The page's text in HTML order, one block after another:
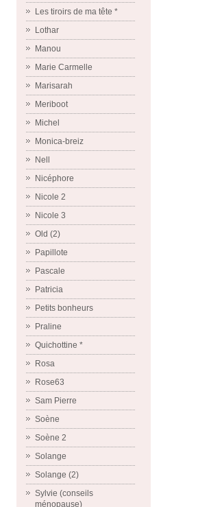
Les tiroirs de ma tête *
Lothar
Manou
Marie Carmelle
Marisarah
Meriboot
Michel
Monica-breiz
Nell
Nicéphore
Nicole 2
Nicole 3
Old (2)
Papillote
Pascale
Patricia
Petits bonheurs
Praline
Quichottine *
Rosa
Rose63
Sam Pierre
Soène
Soène 2
Solange
Solange (2)
Sylvie (conseils
ménopause)